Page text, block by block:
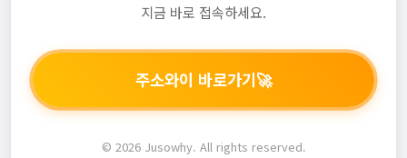
지금 바로 접속하세요.
주소와이 바로가기🚀
© 2026 Jusowhy. All rights reserved.